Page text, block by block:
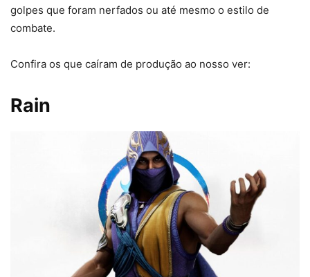
golpes que foram nerfados ou até mesmo o estilo de
combate.
Confira os que caíram de produção ao nosso ver:
Rain